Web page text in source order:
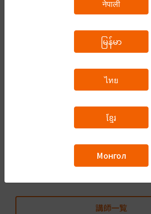
予約をする
フリーコース
自由にテーマを選んで、先生と一緒に
宿題は出ませんので、単語や文法の学
スで進めたい方におすすめです。
講師一覧
नेपाली
မြန်မာ
ไทย
ខ្មែរ
Монгол